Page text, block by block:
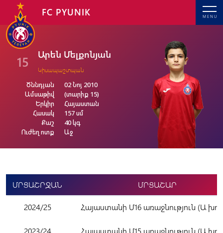
MENU
FC PYUNIK
15 Արեն Մելքոնյան
Կիսապաշտպան
Ծննդյան
Ամսաթիվ
Երկիր
Հասակ
Քաշ
Ուժեղ ոտք
02 Նոյ 2010
(տարիք 15)
Հայաստան
157 սմ
40 կգ
Աջ
ՄՐՑԱՇՐՋԱՆ ՄՐՑԱՇԱՐ
2024/25 Հայաստանի Մ16 առաջնություն (Ա